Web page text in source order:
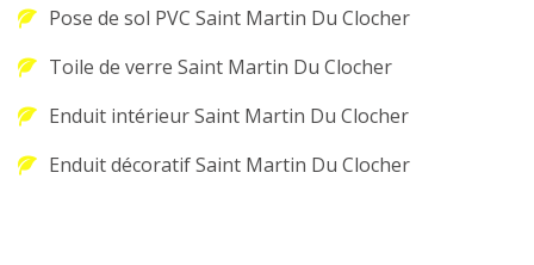
Pose de sol PVC Saint Martin Du Clocher
Toile de verre Saint Martin Du Clocher
Enduit intérieur Saint Martin Du Clocher
Enduit décoratif Saint Martin Du Clocher